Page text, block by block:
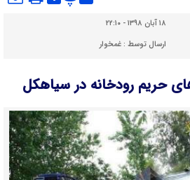
۱۸ آبان ۱۳۹۸ - ۲۲:۱۰
ارسال توسط :غمخوار
حریم رودخانه در سیاهکل